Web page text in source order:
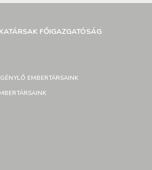
FŐIGAZGATÓSÁG
EMBERTÁRSAINK